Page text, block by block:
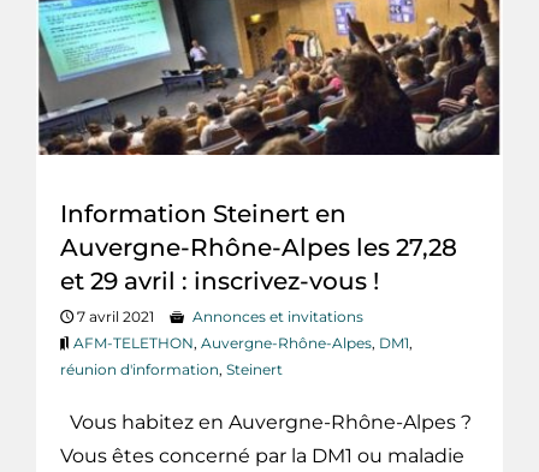
Information Steinert en
Auvergne-Rhône-Alpes les 27,28
et 29 avril : inscrivez-vous !
7 avril 2021
Annonces et invitations
AFM-TELETHON, Auvergne-Rhône-Alpes, DM1,
réunion d'information, Steinert
Vous habitez en Auvergne-Rhône-Alpes ?
Vous êtes concerné par la DM1 ou maladie